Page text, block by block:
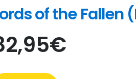
of the Fallen
€